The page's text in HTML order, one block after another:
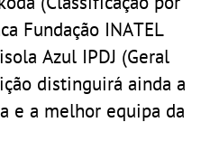
Fundação INATEL
Azul IPDJ (Geral
distinguirá ainda a
e a melhor equipa da